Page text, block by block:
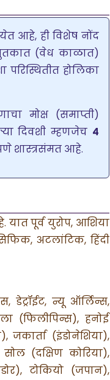
आहे, ही विशेष नोंद
सुतकात (वेध काळात)
होलिका
मोक्ष (समाप्ती)
दिवशी म्हणजेच ४
शास्त्रसंमत आहे.
पूर्व युरोप, आशिया
अटलांटिक, हिंदी
डेट्रॉईट, न्यू ऑर्लिन्स,
(फिलीपिन्स), हनोई
जकार्ता (इंडोनेशिया),
(दक्षिण कोरिया),
टोकियो (जपान),